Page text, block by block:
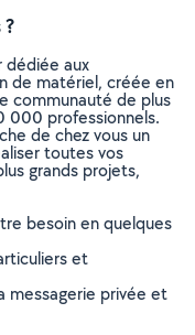
dédiée aux
de matériel, créée en
communauté de plus
000 professionnels.
de chez vous un
toutes vos
grands projets,
besoin en quelques
et
messagerie privée et